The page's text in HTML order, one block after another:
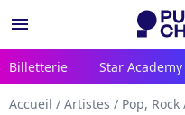
menu
Billetterie Star Academy
Accueil / Artistes / Pop, Rock